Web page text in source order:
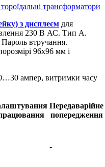
трансформатори
з дисплеєм для
230 В АС. Тип А.
втручання.
96х96 мм і
ампер, витримки часу
Передаварійне
попередження
-